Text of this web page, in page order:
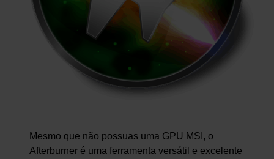
Mesmo que não possuas uma GPU MSI, o
Afterburner é uma ferramenta versátil e excelente